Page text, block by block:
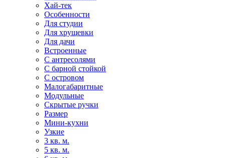
Хай-тек
Особенности
Для студии
Для хрущевки
Для дачи
Встроенные
С антресолями
С барной стойкой
С островом
Малогабаритные
Модульные
Скрытые ручки
Размер
Мини-кухни
Узкие
3 кв. м.
5 кв. м.